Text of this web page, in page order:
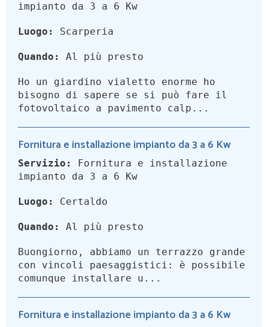
impianto da 3 a 6 Kw
Luogo: Scarperia
Quando: Al più presto
Ho un giardino vialetto enorme ho
bisogno di sapere se si può fare il
fotovoltaico a pavimento calp...
Fornitura e installazione impianto da 3 a 6 Kw
Servizio:
Fornitura e installazione
impianto da 3 a 6 Kw
Luogo: Certaldo
Quando: Al più presto
Buongiorno, abbiamo un terrazzo grande
con vincoli paesaggistici: è possibile
comunque installare u...
Fornitura e installazione impianto da 3 a 6 Kw